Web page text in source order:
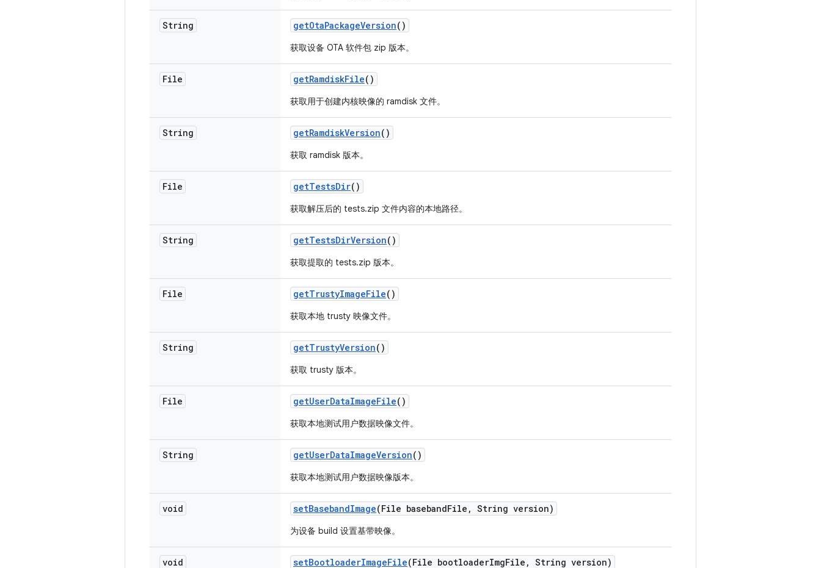
String getOtaPackageVersion()
获取设备 OTA 软件包 zip 版本。
File getRamdiskFile()
获取用于创建内核映像的 ramdisk 文件。
String getRamdiskVersion()
获取 ramdisk 版本。
File getTestsDir()
获取解压后的 tests.zip 文件内容的本地路径。
String getTestsDirVersion()
获取提取的 tests.zip 版本。
File getTrustyImageFile()
获取本地 trusty 映像文件。
String getTrustyVersion()
获取 trusty 版本。
File getUserDataImageFile()
获取本地测试用户数据映像文件。
String getUserDataImageVersion()
获取本地测试用户数据映像版本。
void setBasebandImage(File basebandFile , String version)
为设备 build 设置基带映像。
void setBootloaderImageFile(File bootloaderImgFile , String version)